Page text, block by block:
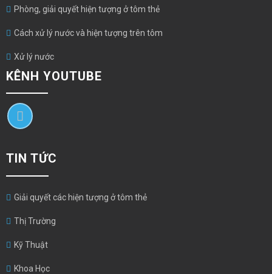
Phòng, giải quyết hiện tượng ở tôm thẻ
Cách xử lý nước và hiện tượng trên tôm
Xử lý nước
KÊNH YOUTUBE
TIN TỨC
Giải quyết các hiện tượng ở tôm thẻ
Thị Trường
Kỹ Thuật
Khoa Học